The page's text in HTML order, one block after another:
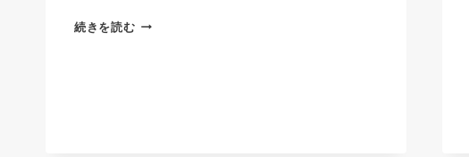
続きを読むE